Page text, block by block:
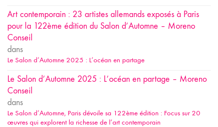
Art contemporain : 23 artistes allemands exposés à Paris
pour la 122ème édition du Salon d’Automne – Moreno
Conseil
dans
Le Salon d’Automne 2025 : L’océan en partage
Le Salon d’Automne 2025 : L’océan en partage – Moreno
Conseil
dans
Le Salon d’Automne, Paris dévoile sa 122ème édition : Focus sur 20
œuvres qui explorent la richesse de l’art contemporain